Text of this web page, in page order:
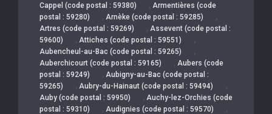
Cappel (code postal : 59380)
, Armentières (code
postal : 59280)
, Arnèke (code postal : 59285) ,
Artres (code postal : 59269) , Assevent (code postal :
59600)
, Attiches (code postal : 59551) ,
Aubencheul-au-Bac (code postal : 59265) ,
Auberchicourt (code postal : 59165) , Aubers (code
postal : 59249)
, Aubigny-au-Bac (code postal :
59265)
, Aubry-du-Hainaut (code postal : 59494) ,
Auby (code postal : 59950) , Auchy-lez-Orchies (code
postal : 59310)
, Audignies (code postal : 59570) ,